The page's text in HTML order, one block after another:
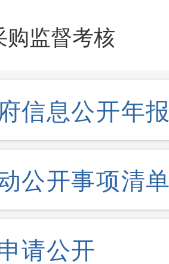
购监督考核
信息公开年
公开事项清
请公开